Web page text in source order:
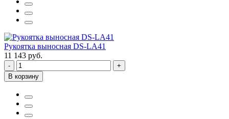
Рукоятка выносная DS-LA41
11 143 руб.
-
+
В корзину